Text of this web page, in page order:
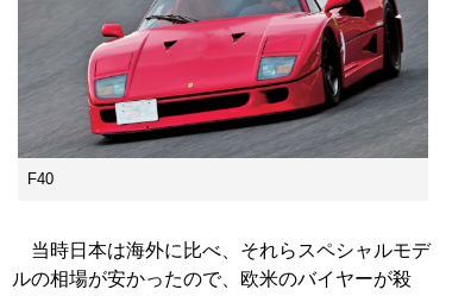
F40
当時日本は海外に比べ、それらスペシャルモデ
ルの相場が安かったので、欧米のバイヤーが殺